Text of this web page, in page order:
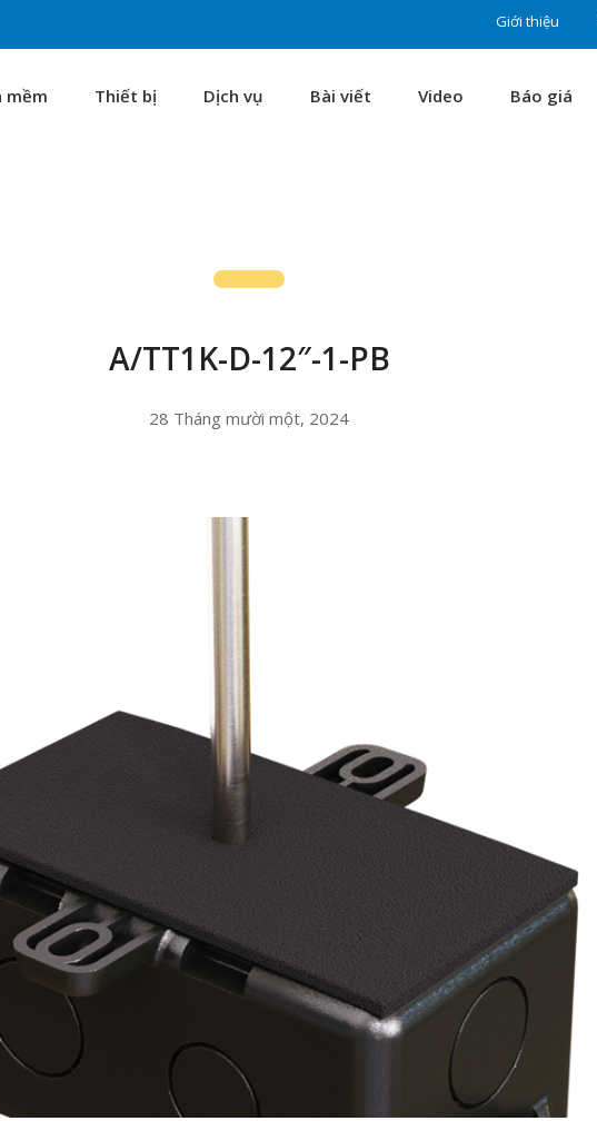
Giới thiệu
mềm Thiết bị Dịch vụ Bài viết Video Báo giá
A/TT1K-D-12″-1-PB
28 Tháng mười một, 2024